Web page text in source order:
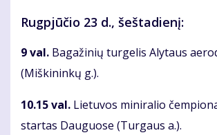
Rugpjūčio 23 d., šeštadienį:
9 val. Bagažinių turgelis Alytaus
(Miškininkų g.).
10.15 val. Lietuvos miniralio
startas Dauguose (Turgaus a.).